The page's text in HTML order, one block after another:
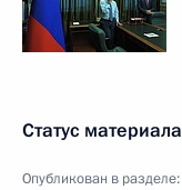
Статус материала
Опубликован в разделе: